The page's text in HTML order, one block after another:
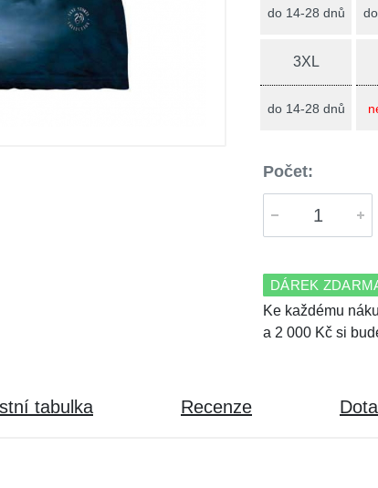
do 14-28 dnů
3XL
do 14-28 dnů
Počet:
DÁREK
Ke každému
a 2 000 Kč si
tabulka Recenze